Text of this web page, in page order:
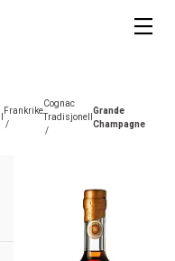
Frankrike
/
Cognac
Tradisjonell
/
Grande
Champagne